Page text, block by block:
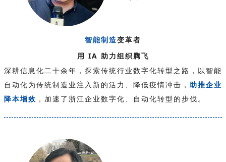
智能制造变革者
用 IA 助力组织腾飞
深耕信息化二十余年，探索传统行业数字化转型之路，以智能
自动化为传统制造业注入新的活力、降低疫情冲击， 助推企业
降本增效 ，加速了浙江企业数字化、自动化转型的步伐。